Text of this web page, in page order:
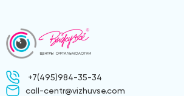
+7(495)984-35-34
call-centr@vizhuvse.com